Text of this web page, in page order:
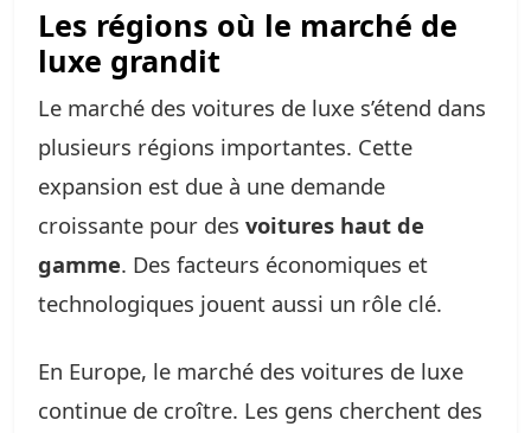
Les régions où le marché de
luxe grandit
Le marché des voitures de luxe s’étend dans
plusieurs régions importantes. Cette
expansion est due à une demande
croissante pour des voitures haut de
gamme. Des facteurs économiques et
technologiques jouent aussi un rôle clé.
En Europe, le marché des voitures de luxe
continue de croître. Les gens cherchent des